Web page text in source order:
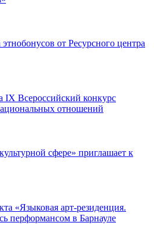
от Ресурсного центра
IX Всероссийский конкурс
отношений
сфере» приглашает к
«Языковая арт-резиденция.
перформансом в Барнауле